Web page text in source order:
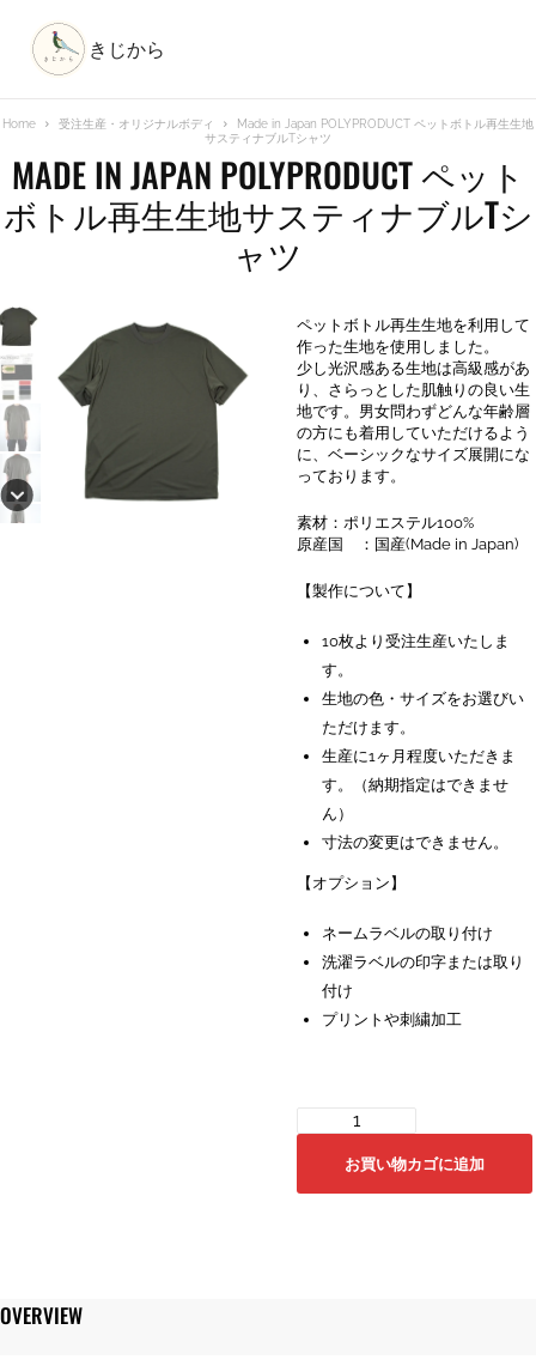
きじから
Home 受注生産・オリジナルボディ
Made in Japan POLYPRODUCT ペットボトル再生生地
サスティナブルTシャツ
MADE IN JAPAN POLYPRODUCT ペット
ボトル再生生地サスティナブルTシ
ャツ
ペットボトル再生生地を利用して
作った生地を使用しました。
少し光沢感ある生地は高級感があ
り、さらっとした肌触りの良い生
地です。男女問わずどんな年齢層
の方にも着用していただけるよう
に、ベーシックなサイズ展開にな
っております。
素材：ポリエステル100%
原産国 ：国産(Made in Japan)
【製作について】
10枚より受注生産いたしま
す。
生地の色・サイズをお選びい
ただけます。
生産に1ヶ月程度いただきま
す。（納期指定はできませ
ん）
寸法の変更はできません。
【オプション】
ネームラベルの取り付け
洗濯ラベルの印字または取り
付け
プリントや刺繍加工
in
POLYPRODUCT
お買い物カゴに追加
OVERVIEW